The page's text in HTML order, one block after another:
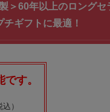
＞60年以上のロング
ギフトに最適！
す。
込）